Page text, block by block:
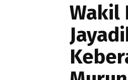
Wakil